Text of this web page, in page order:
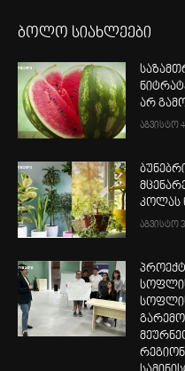
ბოლო სიახლეები
არ
აგვისტო
კოლას
აგვისტო